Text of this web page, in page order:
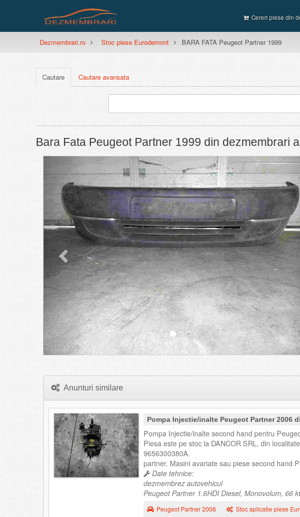
Cereri piese din
Dezmembrari.ro Stoc piese Eurodemont BARA FATA Peugeot Partner 1999
Cautare Cautare avansata
Bara Fata Peugeot Partner 1999 din dezmembrari
Anunturi similare
Pompa Injectie/inalte Peugeot Partner 2006
Pompa Injectie/inalte second hand pentru
Piesa este pe stoc la DANCOR SRL, din
9656300380A.
partner. Masini avariate sau piese second hand
Date tehnice:
dezmembrez autovehicul
Peugeot Partner 1.6HDI Diesel, Monovolum, 66
Peugeot Partner 2006 Stoc aplicatie piese